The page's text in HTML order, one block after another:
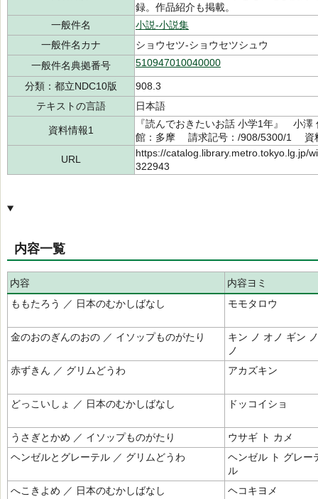
録。作品紹介も掲載。
一般件名
小説-小説集
一般件名カナ
ショウセツ-ショウセツシュウ
一般件名典拠番号
510947010040000
分類：都立NDC10版
908.3
テキストの言語
日本語
資料情報1
『読んでおきたいお話 小学1年』 小
館：多摩 請求記号：/908/5300/1 資
URL
https://catalog.library.metro.tokyo.lg.jp/
322943
内容一覧
内容
内容ヨミ
ももたろう ／ 日本のむかしばなし
モモタロウ
金のおのぎんのおの ／ イソップものがたり
キン ノ オノ ギン
ノ
赤ずきん ／ グリムどうわ
アカズキン
どっこいしょ ／ 日本のむかしばなし ドッコイショ
うさぎとかめ ／ イソップものがたり
ウサギ ト カメ
ヘンゼルとグレーテル ／ グリムどうわ
ヘンゼル ト グレー
ル
へこきよめ ／ 日本のむかしばなし
ヘコキヨメ